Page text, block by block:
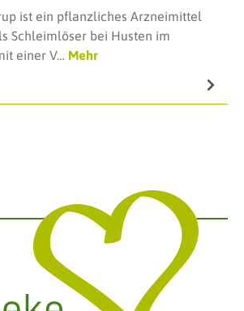
ist ein pflanzliches Arzneimittel
Schleimlöser bei Husten im
einer V… Mehr